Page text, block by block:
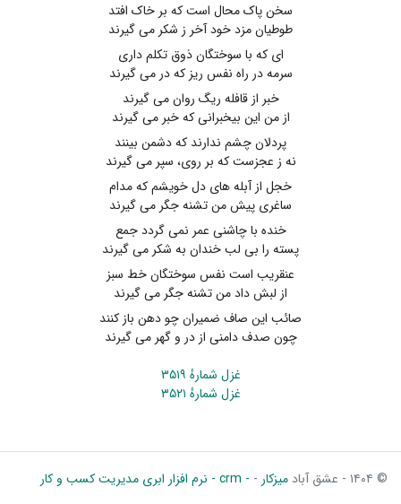
سخن پاک محال است که بر خاک افتد
طوطیان مزد خود آخر ز شکر می گیرند
ای که با سوختگان ذوق تکلم داری
سرمه در راه نفس ریز که در می گیرند
خبر از قافله ریگ روان می گیرند
از من این بیخبرانی که خبر می گیرند
پردلان چشم ندارند که دشمن بینند
نه ز عجزست که بر روی، سپر می گیرند
خجل از آبله های دل خویشم که مدام
ساغری پیش من تشنه جگر می گیرند
خنده با چاشنی عمر نمی گردد جمع
پسته را بی لب خندان به شکر می گیرند
عنقریب است نفس سوختگان خط سبز
از لبش داد من تشنه جگر می گیرند
صائب این صاف ضمیران چو دهن باز کنند
چون صدف دامنی از در و گهر می گیرند
غزل شمارهٔ ۳۵۱۹
غزل شمارهٔ ۳۵۲۱
© ۱۴۰۴ - عشق آباد میزکار - - crm - نرم افزار ابری مدیریت کسب و کار